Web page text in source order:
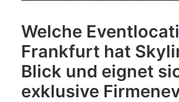
Welche
Frankfurt hat
Blick und eignet
exklusive